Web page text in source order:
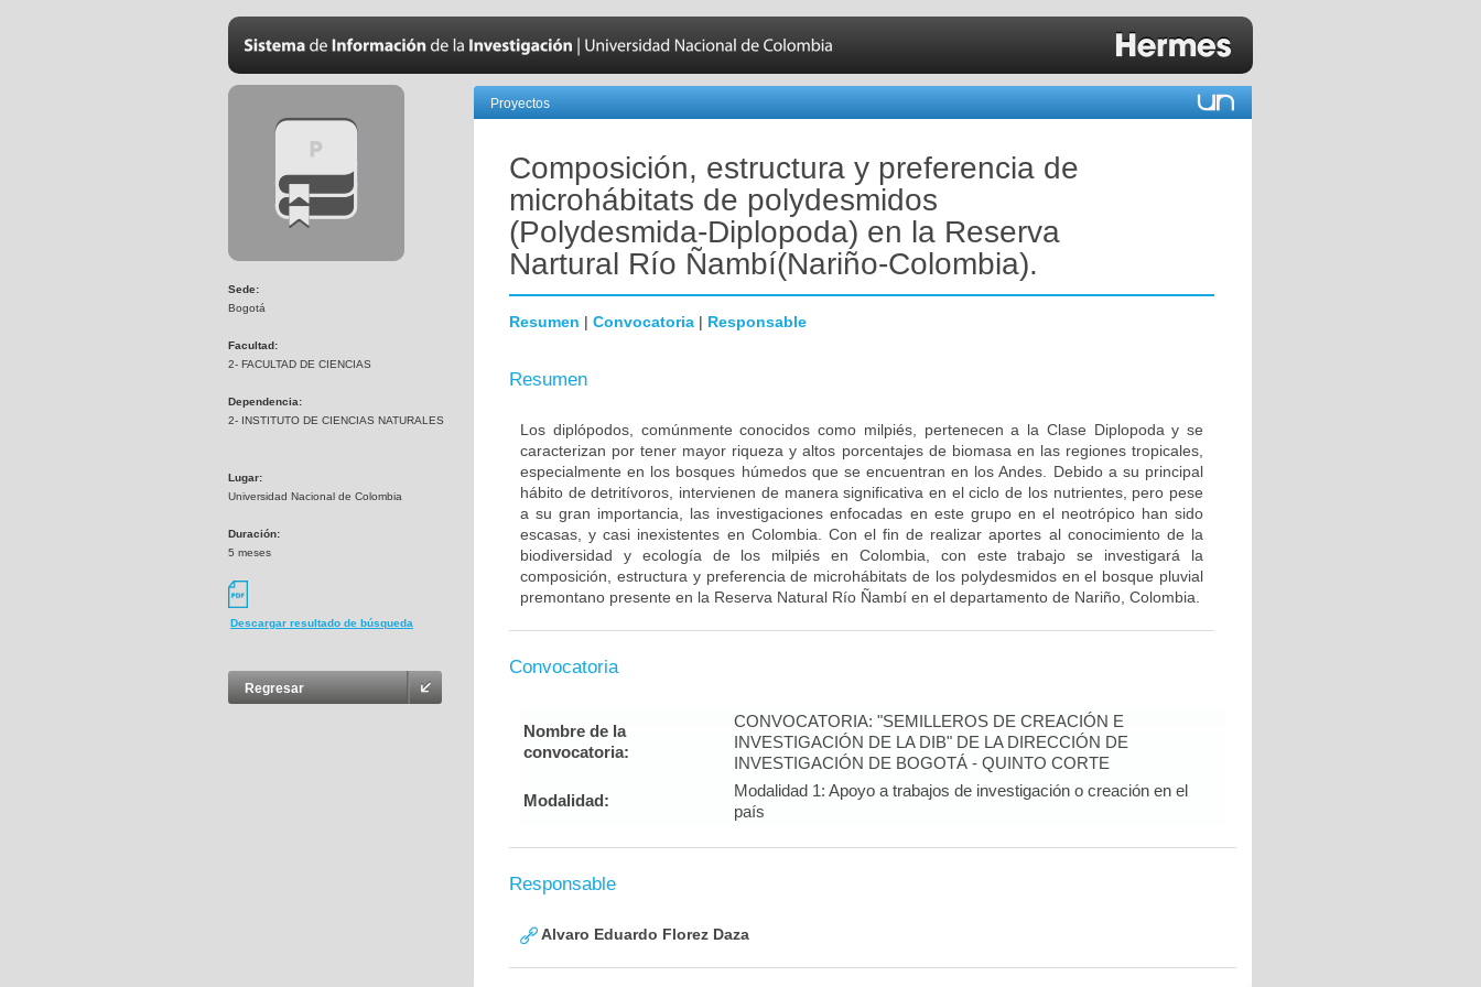
Sede:
Bogotá
Facultad:
2- FACULTAD DE CIENCIAS
Dependencia:
2- INSTITUTO DE CIENCIAS NATURALES
Lugar:
Universidad Nacional de Colombia
Duración:
5 meses
Descargar resultado de búsqueda
Regresar
Proyectos
Composición, estructura y preferencia de
microhábitats de polydesmidos
(Polydesmida-Diplopoda) en la Reserva
Nartural Río Ñambí(Nariño-Colombia).
Resumen | Convocatoria | Responsable
Resumen
Los diplópodos, comúnmente conocidos como milpiés, pertenecen a la Clase Diplopoda y se
caracterizan por tener mayor riqueza y altos porcentajes de biomasa en las regiones tropicales,
especialmente en los bosques húmedos que se encuentran en los Andes. Debido a su principal
hábito de detritívoros, intervienen de manera significativa en el ciclo de los nutrientes, pero pese
a su gran importancia, las investigaciones enfocadas en este grupo en el neotrópico han sido
escasas, y casi inexistentes en Colombia. Con el fin de realizar aportes al conocimiento de la
biodiversidad y ecología de los milpiés en Colombia, con este trabajo se investigará la
composición, estructura y preferencia de microhábitats de los polydesmidos en el bosque pluvial
premontano presente en la Reserva Natural Río Ñambí en el departamento de Nariño, Colombia.
Convocatoria
Nombre de la
convocatoria:
CONVOCATORIA: "SEMILLEROS DE CREACIÓN E
INVESTIGACIÓN DE LA DIB" DE LA DIRECCIÓN DE
INVESTIGACIÓN DE BOGOTÁ - QUINTO CORTE
Modalidad:
Modalidad 1: Apoyo a trabajos de investigación o creación en el
país
Responsable
Alvaro Eduardo Florez Daza